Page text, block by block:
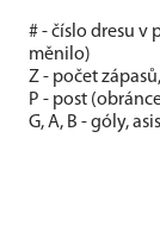
# - číslo dresu v
měnilo)
Z - počet
P - post
G, A, B - góly,